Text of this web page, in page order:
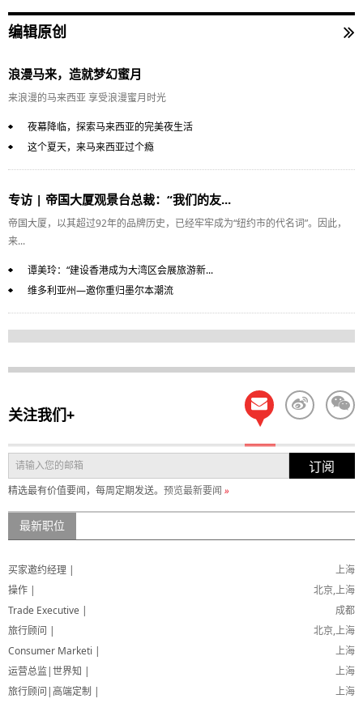
编辑原创
浪漫马来，造就梦幻蜜月
来浪漫的马来西亚 享受浪漫蜜月时光
夜幕降临，探索马来西亚的完美夜生活
这个夏天，来马来西亚过个瘾
专访 | 帝国大厦观景台总裁：“我们的友...
帝国大厦，以其超过92年的品牌历史，已经牢牢成为“纽约市的代名词”。因此，
来...
谭美玲：“建设香港成为大湾区会展旅游新...
维多利亚州—邀你重归墨尔本潮流
关注我们+
订阅
精选最有价值要闻，每周定期发送。 预览最新要闻 »
最新职位
上海
买家邀约经理 |
北京,上海
操作 |
成都
Trade Executive |
北京,上海
旅行顾问 |
上海
Consumer Marketi |
上海
运营总监|世界知 |
上海
旅行顾问|高端定制 |